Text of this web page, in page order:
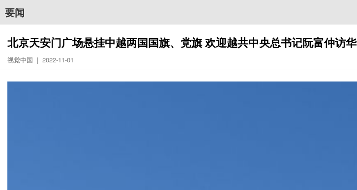
要闻
北京天安门广场悬挂中越两国国旗、党旗 欢迎越共中央总书记阮富仲访华
视觉中国 | 2022-11-01